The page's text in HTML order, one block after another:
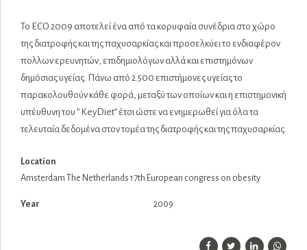
Το ECO 2009 αποτελεί ένα από τα κορυφαία συνέδρια στο χώρο
της διατροφής και της παχυσαρκίας και προσελκύει το ενδιαφέρον
πολλων ερευνητών, επιδημιολόγων αλλά και επιστημόνων
δημόσιας υγείας. Πάνω από 2.500 επιστήμονες υγείας το
παρακολουθούν κάθε φορά, μεταξύ των οποίων και η επιστημονική
υπέυθυνη του ” ΚeyDiet” έτσι ώστε να ενημερωθεί για όλα τα
τελευταία δεδομένα στον τομέα της διατροφής και της παχυσαρκίας.
Location
Amsterdam The Netherlands 17th European congress on obesity
Year 2009